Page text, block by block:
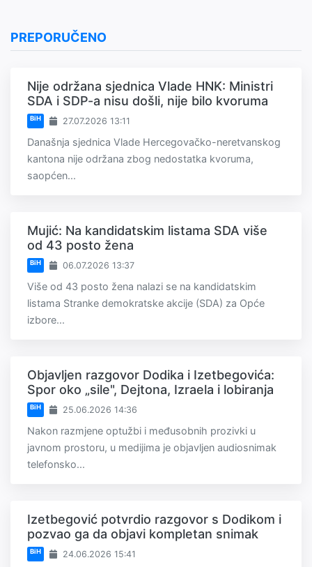
PREPORUČENO
Nije održana sjednica Vlade HNK: Ministri
SDA i SDP-a nisu došli, nije bilo kvoruma
BiH 27.07.2026 13:11
Današnja sjednica Vlade Hercegovačko-neretvanskog
kantona nije održana zbog nedostatka kvoruma,
saopćen...
Mujić: Na kandidatskim listama SDA više
od 43 posto žena
BiH 06.07.2026 13:37
Više od 43 posto žena nalazi se na kandidatskim
listama Stranke demokratske akcije (SDA) za Opće
izbore...
Objavljen razgovor Dodika i Izetbegovića:
Spor oko „sile", Dejtona, Izraela i lobiranja
BiH 25.06.2026 14:36
Nakon razmjene optužbi i međusobnih prozivki u
javnom prostoru, u medijima je objavljen audiosnimak
telefonsko...
Izetbegović potvrdio razgovor s Dodikom i
pozvao ga da objavi kompletan snimak
BiH 24.06.2026 15:41